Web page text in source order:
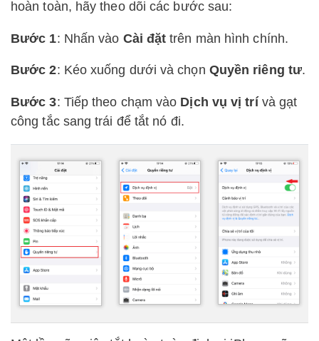
hoàn toàn, hãy theo dõi các bước sau:
Bước 1: Nhấn vào Cài đặt trên màn hình chính.
Bước 2: Kéo xuống dưới và chọn Quyền riêng tư.
Bước 3: Tiếp theo chạm vào Dịch vụ vị trívà gạt
công tắc sang trái để tắt nó đi.